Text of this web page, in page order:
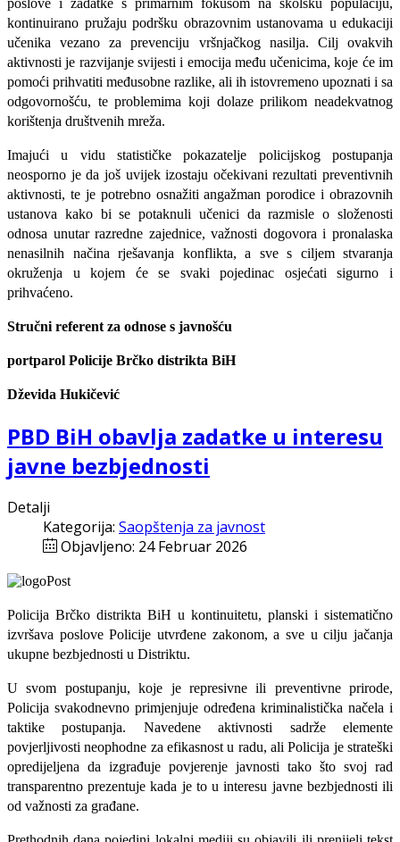
kontinuirano pružaju podršku obrazovnim ustanovama u edukaciji
učenika vezano za prevenciju vršnjačkog nasilja. Cilj ovakvih
aktivnosti je razvijanje svijesti i emocija među učenicima, koje će im
pomoći prihvatiti međusobne razlike, ali ih istovremeno upoznati i sa
odgovornošću, te problemima koji dolaze prilikom neadekvatnog
korištenja društvenih mreža.
Imajući u vidu statističke pokazatelje policijskog postupanja
neosporno je da još uvijek izostaju očekivani rezultati preventivnih
aktivnosti, te je potrebno osnažiti angažman porodice i obrazovnih
ustanova kako bi se potaknuli učenici da razmisle o složenosti
odnosa unutar razredne zajednice, važnosti dogovora i pronalaska
nenasilnih načina rješavanja konflikta, a sve s ciljem stvaranja
okruženja u kojem će se svaki pojedinac osjećati sigurno i
prihvaćeno.
Stručni referent za odnose s javnošću
portparol Policije Brčko distrikta BiH
Dževida Hukičević
PBD BiH obavlja zadatke u interesu
javne bezbjednosti
Detalji
Kategorija: Saopštenja za javnost
Objavljeno: 24 Februar 2026
Policija Brčko distrikta BiH u kontinuitetu, planski i sistematično
izvršava poslove Policije utvrđene zakonom, a sve u cilju jačanja
ukupne bezbjednosti u Distriktu.
U svom postupanju, koje je represivne ili preventivne prirode,
Policija svakodnevno primjenjuje određena kriminalistička načela i
taktike postupanja. Navedene aktivnosti sadrže elemente
povjerljivosti neophodne za efikasnost u radu, ali Policija je strateški
opredijeljena da izgrađuje povjerenje javnosti tako što svoj rad
transparentno prezentuje kada je to u interesu javne bezbjednosti ili
od važnosti za građane.